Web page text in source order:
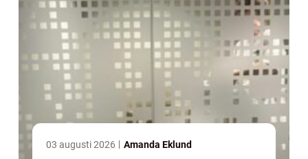
03 augusti 2026 Amanda Eklund